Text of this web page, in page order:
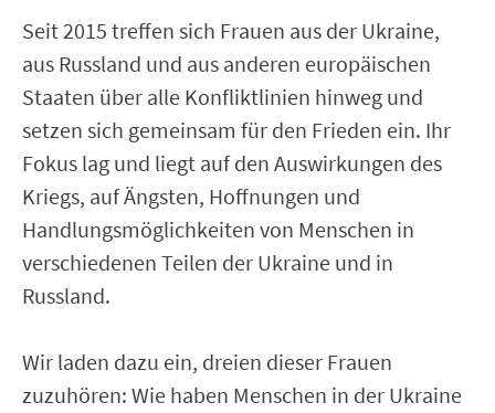
Seit 2015 treffen sich Frauen aus der Ukraine,
aus Russland und aus anderen europäischen
Staaten über alle Konfliktlinien hinweg und
setzen sich gemeinsam für den Frieden ein. Ihr
Fokus lag und liegt auf den Auswirkungen des
Kriegs, auf Ängsten, Hoffnungen und
Handlungsmöglichkeiten von Menschen in
verschiedenen Teilen der Ukraine und in
Russland.
Wir laden dazu ein, dreien dieser Frauen
zuzuhören: Wie haben Menschen in der Ukraine